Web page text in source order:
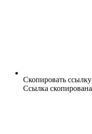
Скопировать ссылку
Ссылка скопирована